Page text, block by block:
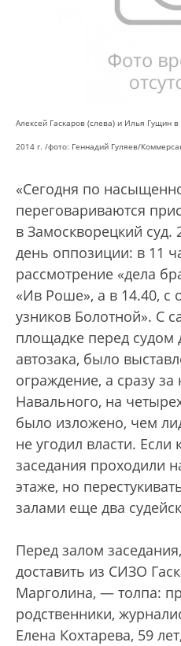
Алексей Гаскаров (слева) и Илья Гущин
2014 г. /фото: Геннадий Гуляев/
«Сегодня по
переговариваются
в Замоскворецкий суд.
день оппозиции: в 11
рассмотрение «дела
«Ив Роше», а в 14.40, с
узников Болотной». С
площадке перед судом
автозака, было
ограждение, а сразу
Навального, на
было изложено, чем
не угодил власти.
заседания проходили
этаже, но
залами еще два
Перед залом
доставить из СИЗО
Марголина, — толпа:
родственники,
Елена Кохтарева, 59